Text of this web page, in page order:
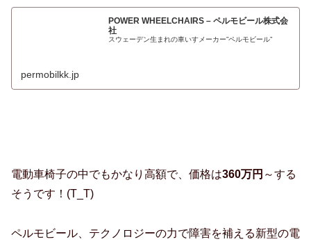
POWER WHEELCHAIRS – ペルモビール株式会
社
スウェーデン生まれの車いすメーカー”ペルモビール”
permobilkk.jp
電動車椅子の中でもかなり高額で、価格は360万円 ～する
そうです！(T_T)
ペルモビール、テクノロジーの力で障害を補える新型の電